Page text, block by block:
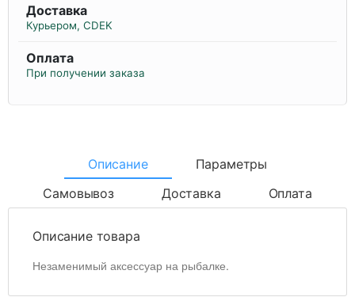
Доставка
Курьером, CDEK
Оплата
При получении заказа
Описание
Параметры
Самовывоз
Доставка Оплата
Описание товара
Незаменимый аксессуар на рыбалке.